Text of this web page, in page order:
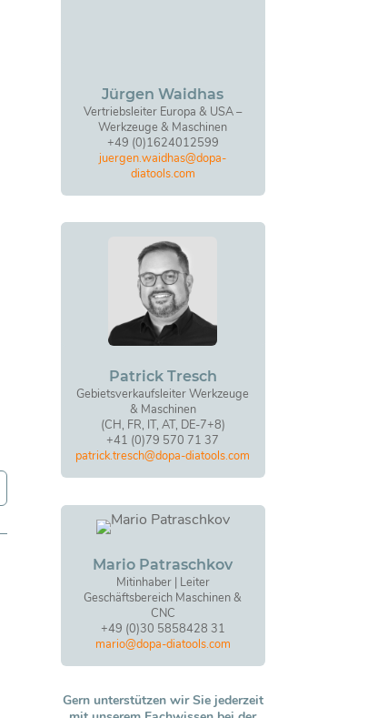
Jürgen Waidhas
Vertriebsleiter Europa & USA –
Werkzeuge & Maschinen
+49 (0)1624012599
juergen.waidhas@dopa-
diatools.com
Patrick Tresch
Gebietsverkaufsleiter Werkzeuge
& Maschinen
(CH, FR, IT, AT, DE-7+8)
+41 (0)79 570 71 37
patrick.tresch@dopa-diatools.com
Mario Patraschkov
Mitinhaber | Leiter
Geschäftsbereich Maschinen &
CNC
+49 (0)30 5858428 31
mario@dopa-diatools.com
Gern unterstützen wir Sie jederzeit